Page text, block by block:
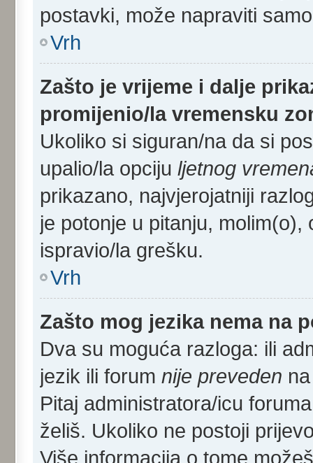
postavki, može napraviti
Vrh
Zašto je vrijeme i dalje
promijenio/la vremensku
Ukoliko si siguran/na da si
upalio/la opciju ljetnog
prikazano, najvjerojatniji
je potonje u pitanju,
ispravio/la grešku.
Vrh
Zašto mog jezika nema na
Dva su moguća razloga: ili
jezik ili forum nije preveden
Pitaj administratora/icu
želiš. Ukoliko ne postoji
Više informacija o tome